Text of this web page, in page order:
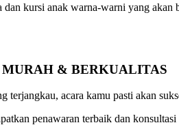
kursi anak warna-warni yang
MURAH & BERKUALITAS
acara kamu pasti akan
penawaran terbaik dan